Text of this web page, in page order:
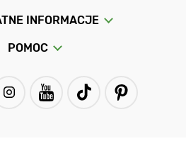
INFORMACJE
POMOC